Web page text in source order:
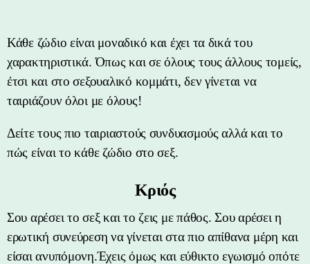
Κάθε ζώδιο είναι μοναδικό και έχει τα δικά του
χαρακτηριστικά. Όπως και σε όλους τους άλλους τομείς,
έτσι και στο σεξουαλικό κομμάτι, δεν γίνεται να
ταιριάζουν όλοι με όλους!
Δείτε τους πιο ταιριαστούς συνδυασμούς αλλά και το
πώς είναι το κάθε ζώδιο στο σεξ.
Κριός
Σου αρέσει το σεξ και το ζεις με πάθος. Σου αρέσει η
ερωτική συνεύρεση να γίνεται στα πιο απίθανα μέρη και
είσαι ανυπόμονη.Έχεις όμως και εύθικτο εγωισμό οπότε